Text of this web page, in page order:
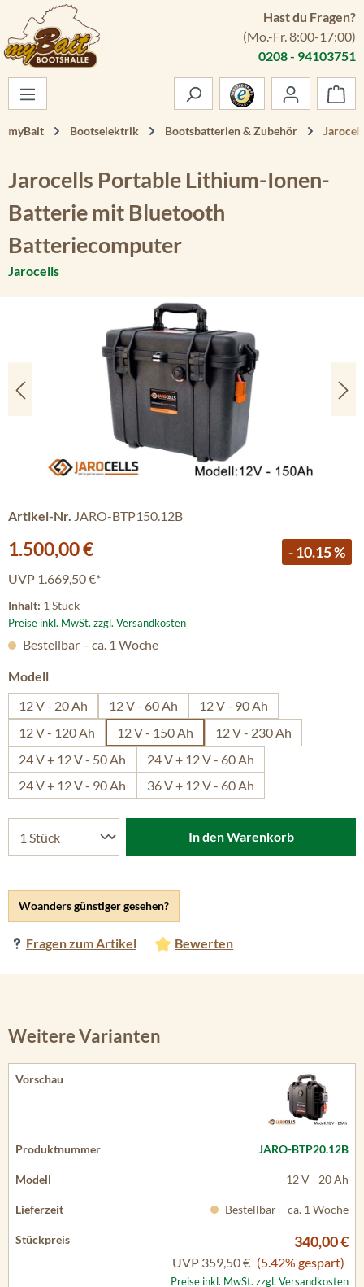
Zum Hauptinhalt springen
Hast du Fragen?
(Mo.-Fr. 8:00-17:00)
0208 - 94103751
myBait Bootselektrik Bootsbatterien & Zubehör
Jarocells Portable Lithium-Ionen-
Batterie mit Bluetooth
Batteriecomputer
Jarocells
Bildergalerie überspringen
Artikel-Nr. JARO-BTP150.12B
Verkaufspreis:
1.500,00 € - 10.15 %
UVP 1.669,50 €*
Inhalt: 1 Stück
Preise inkl. MwSt. zzgl. Versandkosten
Woanders günstiger gesehen?
Fragen zum Artikel Bewerten
Bestellbar – ca. 1 Woche
Modellauswählen
12 V - 20 Ah
12 V - 60 Ah
12 V - 90 Ah
12 V - 120 Ah
12 V - 150 Ah
12 V - 230 Ah
24 V + 12 V - 50 Ah
24 V + 12 V - 60 Ah
24 V + 12 V - 90 Ah
36 V + 12 V - 60 Ah
In den Warenkorb
Weitere Varianten
JARO-BTP20.12B
12 V - 20 Ah
Bestellbar – ca. 1 Woche
340,00 €
UVP 359,50 € (5.42% gespart)
Preise inkl. MwSt. zzgl. Versandkosten